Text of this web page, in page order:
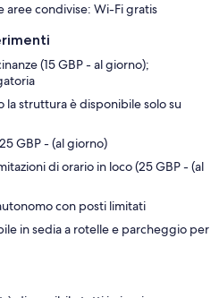
aree condivise: Wi-Fi gratis
(15 GBP - al giorno);
la struttura è disponibile solo su
GBP - (al giorno)
di orario in loco (25 GBP - (al
con posti limitati
in sedia a rotelle e parcheggio per